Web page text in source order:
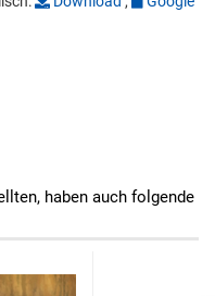
haben auch folgende